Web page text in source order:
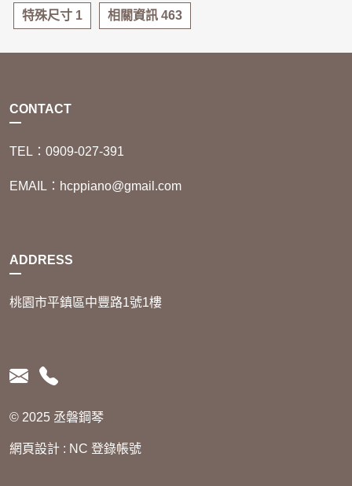
特殊尺寸 1 相關資訊 463
CONTACT
TEL：0909-027-391
EMAIL：hcppiano@gmail.com
ADDRESS
桃園市平鎮區中豐路1號1樓
© 2025 丞磐鋼琴
網頁設計 : NC 登錄帳號